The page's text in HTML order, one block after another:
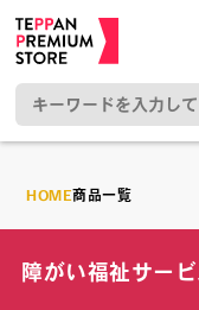
HOME商品一覧
障がい福祉サー